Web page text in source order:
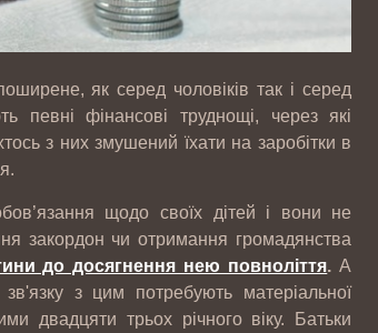
як серед чоловіків так і серед
певні фінансові труднощі, через які
з них змушений їхати на заробітки в
щодо своїх дітей і вони не
закордон чи отримання громадянства
до досягнення нею повноліття. А
з цим потребують матеріальної
двадцяти трьох річного віку. Батьки